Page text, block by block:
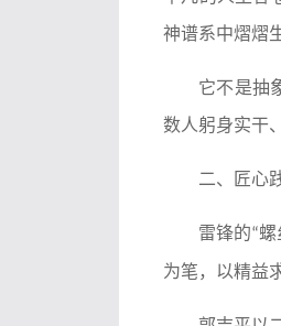
神谱系中熠熠
它不是抽
数人躬身实干
二、匠心
雷锋的“螺
为笔，以精益